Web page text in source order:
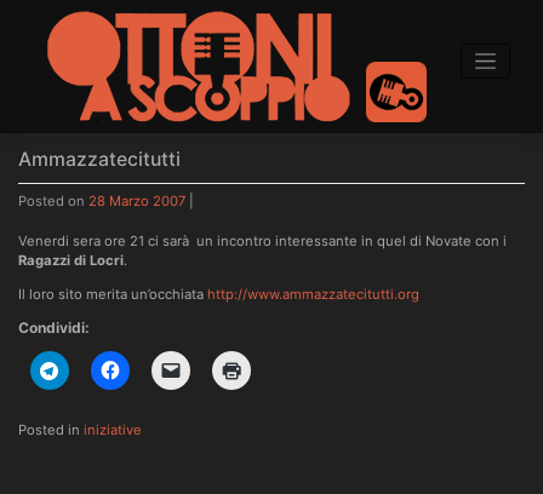
content
Ammazzatecitutti
Posted on 28 Marzo 2007
Venerdi sera ore 21 ci sarà un incontro interessante in quel di Novate con i
Ragazzi di Locri.
Il loro sito merita un’occhiata http://www.ammazzatecitutti.org
Condividi:
Posted in iniziative